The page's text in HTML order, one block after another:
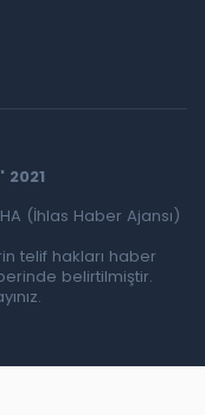
(İhlas Haber Ajansı)
telif hakları haber
belirtilmiştir.